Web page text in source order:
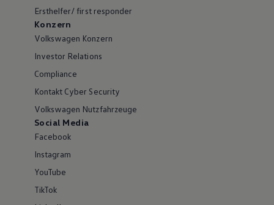
Ersthelfer/ first responder
Konzern
Volkswagen Konzern
Investor Relations
Compliance
Kontakt Cyber Security
Volkswagen Nutzfahrzeuge
Social Media
Facebook
Instagram
YouTube
TikTok